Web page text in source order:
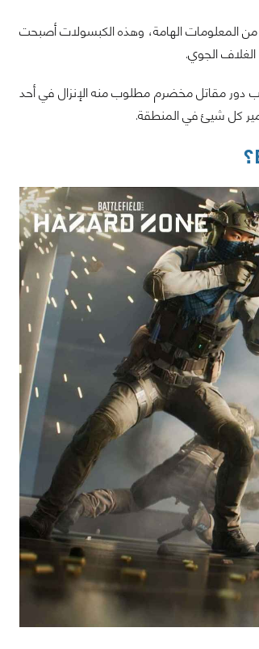
من المعلومات الهامة، وهذه الكبسولات أصبحت
الغلاف الجوي.
دور مقاتل مخضرم مطلوب منه الإنزال في أحد
كل شيئ في المنطقة.